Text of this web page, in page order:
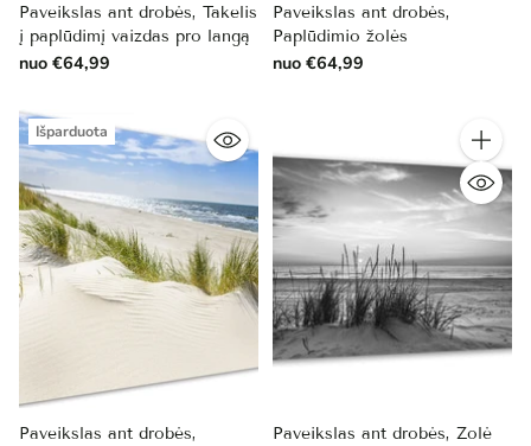
Paveikslas ant drobės, Takelis
į paplūdimį vaizdas pro langą
nuo €64,99
Paveikslas ant drobės,
Paplūdimio žolės
nuo €64,99
Išparduota
Paveikslas ant drobės,
Kiekis
Paveikslas ant drobės, Žolė